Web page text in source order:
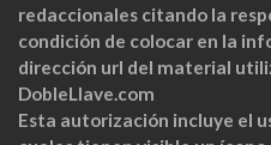
redaccionales citando la
condición de colocar en la
dirección url del material
DobleLlave.com
Esta autorización incluye el